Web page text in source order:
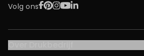
Volg onsFacebook
Pinterest
Instagram
YouTube
LinkedIn